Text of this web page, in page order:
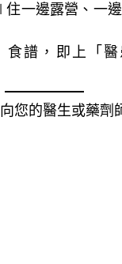
一邊露營、一
食譜，即上「
您的醫生或藥劑